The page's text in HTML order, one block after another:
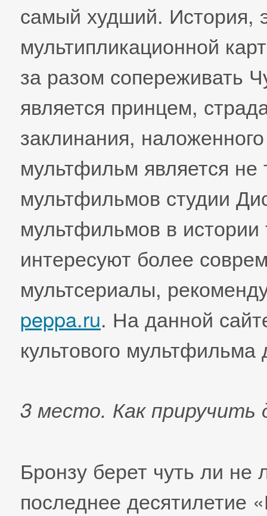
самый худший. История,
мультипликационной
за разом сопереживать
является принцем,
заклинания,
мультфильм является
мультфильмов студии
мультфильмов в
интересуют более
мультсериалы,
peppa.ru. На данной
культового мультфильма
3 место. Как приручить
Бронзу берет чуть ли
последнее десятилетие